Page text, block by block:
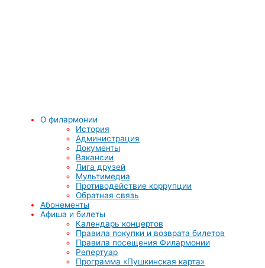
О филармонии
История
Администрация
Документы
Вакансии
Лига друзей
Мультимедиа
Противодействие коррупции
Обратная связь
Абонементы
Афиша и билеты
Календарь концертов
Правила покупки и возврата билетов
Правила посещения Филармонии
Репертуар
Программа «Пушкинская карта»